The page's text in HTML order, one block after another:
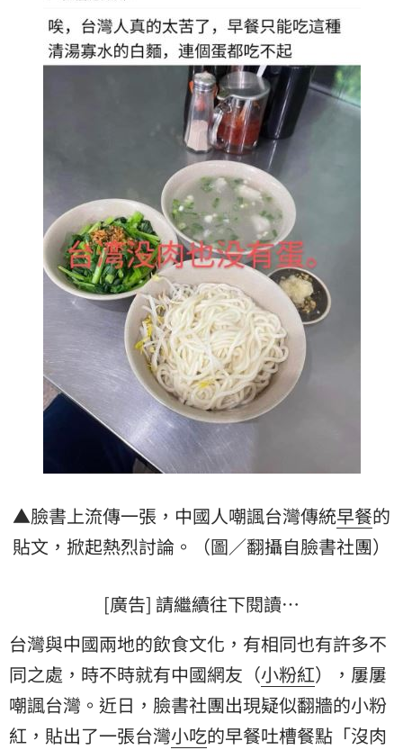
▲臉書上流傳一張，中國人嘲諷台灣傳統早餐的
貼文，掀起熱烈討論。（圖／翻攝自臉書社團）
[廣告] 請繼續往下閱讀…
台灣與中國兩地的飲食文化，有相同也有許多不
同之處，時不時就有中國網友（小粉紅），屢屢
嘲諷台灣。近日，臉書社團出現疑似翻牆的小粉
紅，貼出了一張台灣小吃的早餐吐槽餐點「沒肉